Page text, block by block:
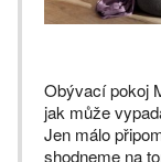
Obývací pokoj
jak může
Jen málo
shodneme na